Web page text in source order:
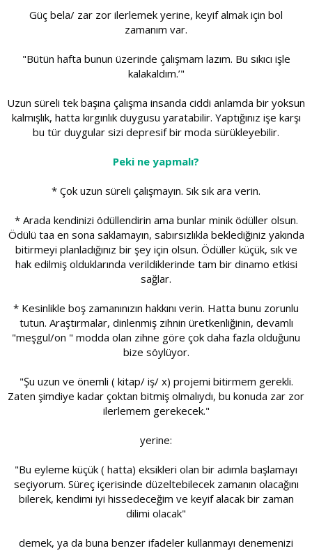
Güç bela/ zar zor ilerlemek yerine, keyif almak için bol
zamanım var.
"Bütün hafta bunun üzerinde çalışmam lazım. Bu sıkıcı işle
kalakaldım.’"
Uzun süreli tek başına çalışma insanda ciddi anlamda bir yoksun
kalmışlık, hatta kırgınlık duygusu yaratabilir. Yaptığınız işe karşı
bu tür duygular sizi depresif bir moda sürükleyebilir.
Peki ne yapmalı?
* Çok uzun süreli çalışmayın. Sık sık ara verin.
* Arada kendinizi ödüllendirin ama bunlar minik ödüller olsun.
Ödülü taa en sona saklamayın, sabırsızlıkla beklediğiniz yakında
bitirmeyi planladığınız bir şey için olsun. Ödüller küçük, sık ve
hak edilmiş olduklarında verildiklerinde tam bir dinamo etkisi
sağlar.
* Kesinlikle boş zamanınızın hakkını verin. Hatta bunu zorunlu
tutun. Araştırmalar, dinlenmiş zihnin üretkenliğinin, devamlı
"meşgul/on " modda olan zihne göre çok daha fazla olduğunu
bize söylüyor.
"Şu uzun ve önemli ( kitap/ iş/ x) projemi bitirmem gerekli.
Zaten şimdiye kadar çoktan bitmiş olmalıydı, bu konuda zar zor
ilerlemem gerekecek."
yerine:
"Bu eyleme küçük ( hatta) eksikleri olan bir adımla başlamayı
seçiyorum. Süreç içerisinde düzeltebilecek zamanın olacağını
bilerek, kendimi iyi hissedeceğim ve keyif alacak bir zaman
dilimi olacak"
demek, ya da buna benzer ifadeler kullanmayı denemenizi